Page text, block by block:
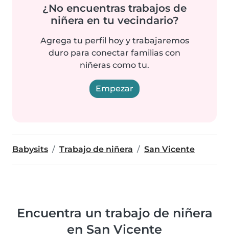
¿No encuentras trabajos de
niñera en tu vecindario?
Agrega tu perfil hoy y trabajaremos
duro para conectar familias con
niñeras como tu.
Empezar
Babysits Trabajo de niñera San Vicente
Encuentra un trabajo de niñera
en San Vicente